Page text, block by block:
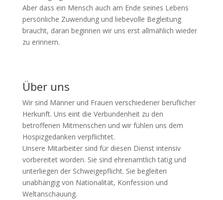
Aber dass ein Mensch auch am Ende seines Lebens
persönliche Zuwendung und liebevolle Begleitung
braucht, daran beginnen wir uns erst allmählich wieder
zu erinnern.
Über uns
Wir sind Männer und Frauen verschiedener beruflicher
Herkunft. Uns eint die Verbundenheit zu den
betroffenen Mitmenschen und wir fühlen uns dem
Hospizgedanken verpflichtet.
Unsere Mitarbeiter sind für diesen Dienst intensiv
vorbereitet worden. Sie sind ehrenamtlich tätig und
unterliegen der Schweigepflicht. Sie begleiten
unabhängig von Nationalität, Konfession und
Weltanschauung.